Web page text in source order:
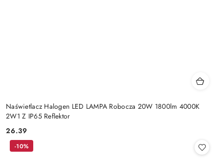
Naświetlacz Halogen LED LAMPA Robocza 20W 1800lm 4000K
2W1 Z IP65 Reflektor
Cena:
26.39
-10%